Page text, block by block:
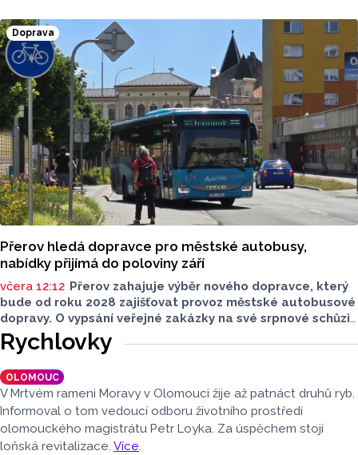
Na konci června vznikla na Facebooku stránka s názvem
Poděbrady bez závor a nelegálního parkovného, která
upozorňuje na nevyhovujcí situaci s parkováním
u oblíbeného olomouckého letoviska. Za iniciativou stojí
zastupitel města Olomouce, na jeho přání nebudeme
uvádět jeho identitu.
Doprava
Přerov hledá dopravce pro městské autobusy,
nabídky přijímá do poloviny září
včera 12:12 Přerov zahajuje výběr nového dopravce, který
bude od roku 2028 zajišťovat provoz městské autobusové
dopravy. O vypsání veřejné zakázky na své srpnové schůzi
rozhodli radní. Smlouva s vybraným dopravcem bude
uzavřena na deset let a zajistí dopravní obslužnost města
nad rámec regionálních linek objednávaných Olomouckým
krajem.
Rychlovky
OLOMOUC
V Mrtvém rameni Moravy v Olomouci žije až patnáct druhů ryb.
Informoval o tom vedoucí odboru životního prostředí
olomouckého magistrátu Petr Loyka. Za úspěchem stojí
loňská revitalizace. Více.